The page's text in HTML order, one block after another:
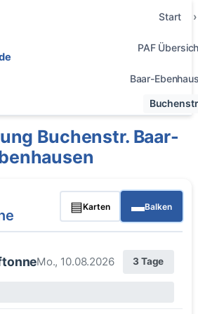
Start
PAF
Baar-
Buchenstr. Baar-
▤Karten ▬Balken
Mo., 10.08.2026 3 Tage